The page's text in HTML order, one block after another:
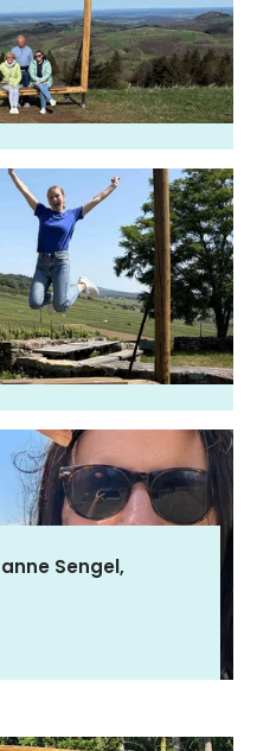
Sengel,